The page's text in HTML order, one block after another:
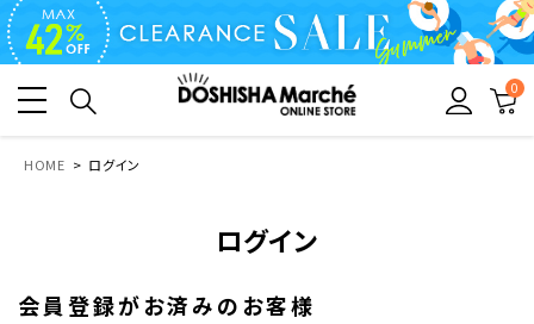
0
HOME ログイン
ログイン
会員登録がお済みのお客様